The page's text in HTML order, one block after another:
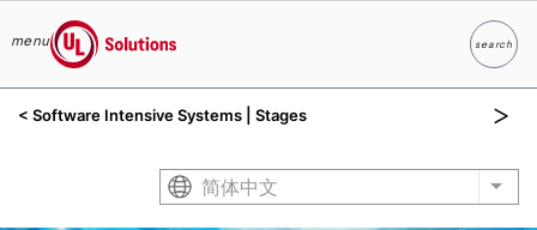
menu
UL Solutions
searchSearch
< Software Intensive Systems | Stages
简体中文 List